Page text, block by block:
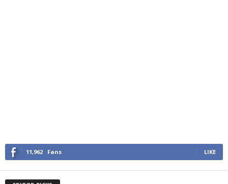
11,962 Fans LIKE